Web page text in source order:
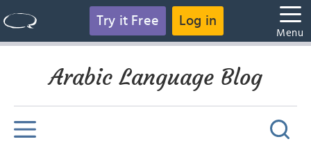
Try it Free Log in
Menu
Arabic Language Blog